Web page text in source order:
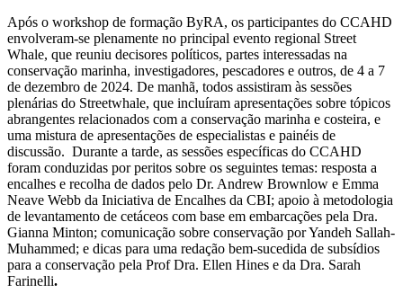
Após o workshop de formação ByRA, os participantes do CCAHD
envolveram-se plenamente no principal evento regional Street
Whale, que reuniu decisores políticos, partes interessadas na
conservação marinha, investigadores, pescadores e outros, de 4 a 7
de dezembro de 2024. De manhã, todos assistiram às sessões
plenárias do Streetwhale, que incluíram apresentações sobre tópicos
abrangentes relacionados com a conservação marinha e costeira, e
uma mistura de apresentações de especialistas e painéis de
discussão. Durante a tarde, as sessões específicas do CCAHD
foram conduzidas por peritos sobre os seguintes temas: resposta a
encalhes e recolha de dados pelo Dr. Andrew Brownlow e Emma
Neave Webb da Iniciativa de Encalhes da CBI; apoio à metodologia
de levantamento de cetáceos com base em embarcações pela Dra.
Gianna Minton; comunicação sobre conservação por Yandeh Sallah-
Muhammed; e dicas para uma redação bem-sucedida de subsídios
para a conservação pela Prof Dra. Ellen Hines e da Dra. Sarah
Farinelli.